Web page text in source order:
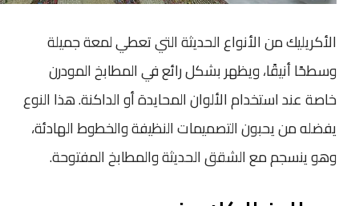
الأكريليك من الأنواع الحديثة التي تعطي لمعة جميلة
وسطحًا أنيقًا، ويظهر بشكل رائع في المطابخ المودرن
خاصة عند استخدام الألوان المحايدة أو الداكنة. هذا النوع
يفضله من يحبون التصميمات النظيفة والخطوط الهادئة،
وهو ينسجم مع الشقق الحديثة والمطابخ المفتوحة.